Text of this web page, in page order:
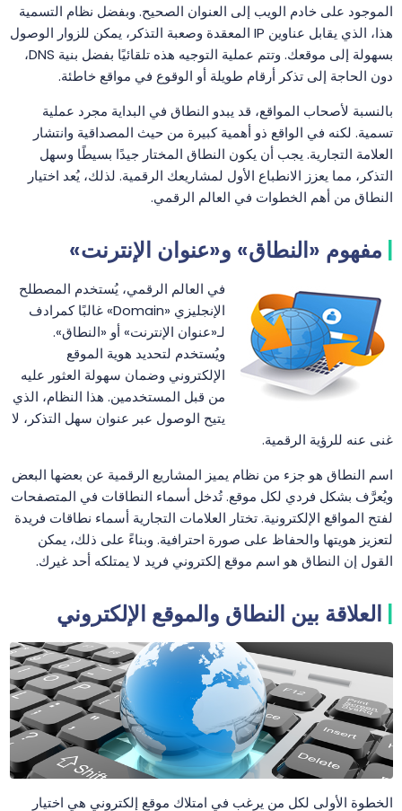
الموجود على خادم الويب إلى العنوان الصحيح. وبفضل نظام التسمية
هذا، الذي يقابل عناوين IP المعقدة وصعبة التذكر، يمكن للزوار الوصول
بسهولة إلى موقعك. وتتم عملية التوجيه هذه تلقائيًا بفضل بنية DNS،
دون الحاجة إلى تذكر أرقام طويلة أو الوقوع في مواقع خاطئة.
بالنسبة لأصحاب المواقع، قد يبدو النطاق في البداية مجرد عملية
تسمية. لكنه في الواقع ذو أهمية كبيرة من حيث المصداقية وانتشار
العلامة التجارية. يجب أن يكون النطاق المختار جيدًا بسيطًا وسهل
التذكر، مما يعزز الانطباع الأول لمشاريعك الرقمية. لذلك، يُعد اختيار
النطاق من أهم الخطوات في العالم الرقمي.
مفهوم «النطاق» و«عنوان الإنترنت»
في العالم الرقمي، يُستخدم المصطلح
الإنجليزي «Domain» غالبًا كمرادف
لـ«عنوان الإنترنت» أو «النطاق».
ويُستخدم لتحديد هوية الموقع
الإلكتروني وضمان سهولة العثور عليه
من قبل المستخدمين. هذا النظام، الذي
يتيح الوصول عبر عنوان سهل التذكر، لا
غنى عنه للرؤية الرقمية.
اسم النطاق هو جزء من نظام يميز المشاريع الرقمية عن بعضها البعض
ويُعرَّف بشكل فردي لكل موقع. تُدخل أسماء النطاقات في المتصفحات
لفتح المواقع الإلكترونية. تختار العلامات التجارية أسماء نطاقات فريدة
لتعزيز هويتها والحفاظ على صورة احترافية. وبناءً على ذلك، يمكن
القول إن النطاق هو اسم موقع إلكتروني فريد لا يمتلكه أحد غيرك.
العلاقة بين النطاق والموقع الإلكتروني
الخطوة الأولى لكل من يرغب في امتلاك موقع إلكتروني هي اختيار